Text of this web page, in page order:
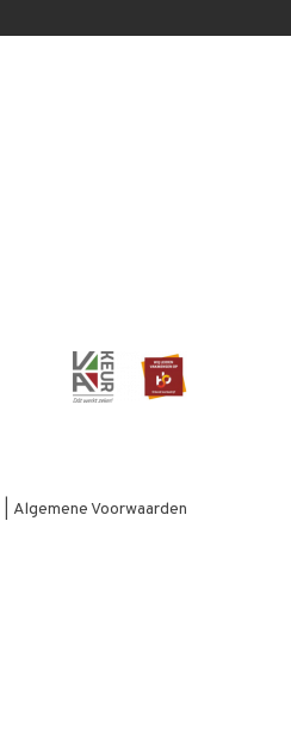
Algemene Voorwaarden